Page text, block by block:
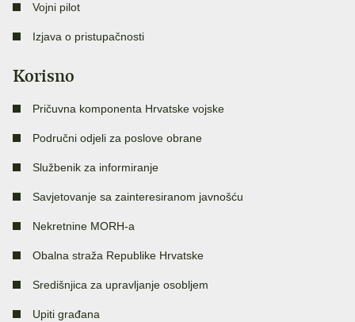
Vojni pilot
Izjava o pristupačnosti
Korisno
Pričuvna komponenta Hrvatske vojske
Područni odjeli za poslove obrane
Službenik za informiranje
Savjetovanje sa zainteresiranom javnošću
Nekretnine MORH-a
Obalna straža Republike Hrvatske
Središnjica za upravljanje osobljem
Upiti građana